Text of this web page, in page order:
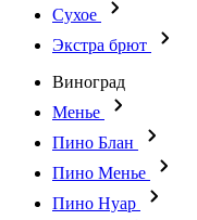
Сухое
Экстра брют
Виноград
Менье
Пино Блан
Пино Менье
Пино Нуар